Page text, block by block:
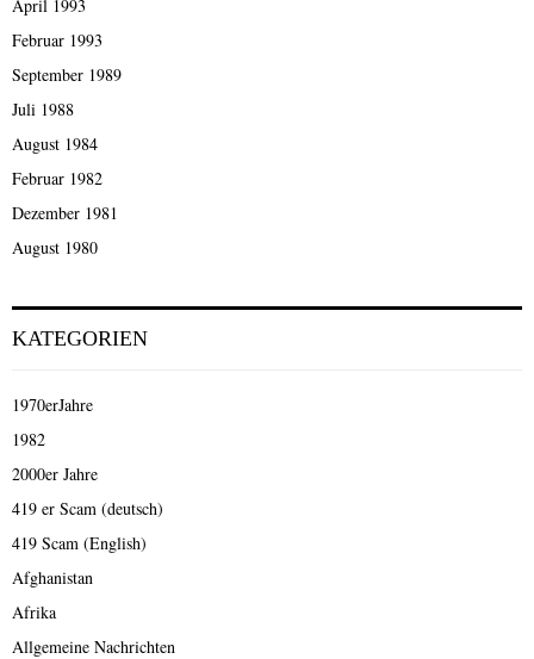
April 1993
Februar 1993
September 1989
Juli 1988
August 1984
Februar 1982
Dezember 1981
August 1980
KATEGORIEN
1970erJahre
1982
2000er Jahre
419 er Scam (deutsch)
419 Scam (English)
Afghanistan
Afrika
Allgemeine Nachrichten